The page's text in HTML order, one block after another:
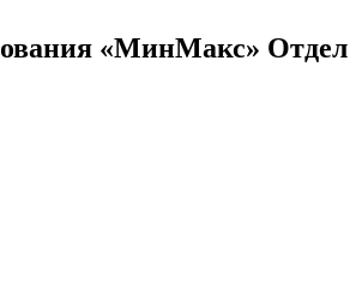
«МинМакс»